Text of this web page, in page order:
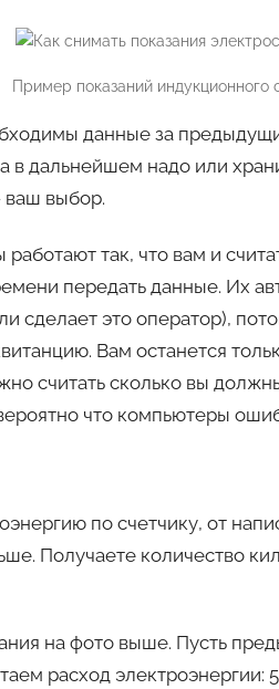
Пример показаний индукционного
данные за
в дальнейшем надо или
ваш выбор.
так, что вам и
передать данные. Их
сделает это оператор),
Вам останется
считать сколько вы
что компьютеры
по счетчику, от
Получаете количество
на фото выше. Пусть
расход электроэнергии: